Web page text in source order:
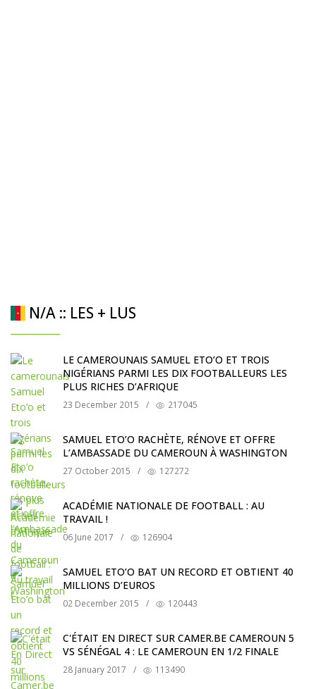
N/A :: LES + LUS
LE CAMEROUNAIS SAMUEL ETO’O ET TROIS
NIGÉRIANS PARMI LES DIX FOOTBALLEURS LES
PLUS RICHES D’AFRIQUE
23 December 2015 / 217045
SAMUEL ETO’O RACHÈTE, RÉNOVE ET OFFRE
L’AMBASSADE DU CAMEROUN À WASHINGTON
27 October 2015 / 127272
ACADÉMIE NATIONALE DE FOOTBALL : AU
TRAVAIL !
06 June 2017 / 126904
SAMUEL ETO’O BAT UN RECORD ET OBTIENT 40
MILLIONS D’EUROS
02 December 2015 / 120443
C'ÉTAIT EN DIRECT SUR CAMER.BE CAMEROUN 5
VS SÉNÉGAL 4 : LE CAMEROUN EN 1/2 FINALE
28 January 2017 / 113490